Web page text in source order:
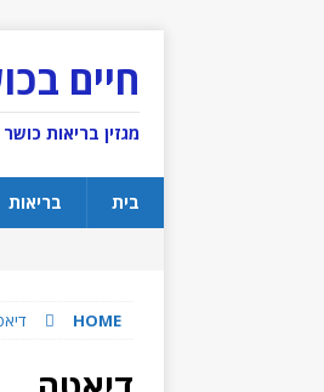
חיים
מגזין בריאות כושר
בית בריאות
HOME